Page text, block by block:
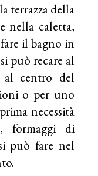
terrazza della
nella caletta,
il bagno in
può recare al
al centro del
o per uno
necessità
formaggi di
può fare nel